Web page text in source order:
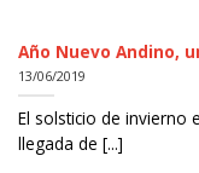
Año Nuevo Andino,
13/06/2019
El solsticio de invierno
llegada de [...]